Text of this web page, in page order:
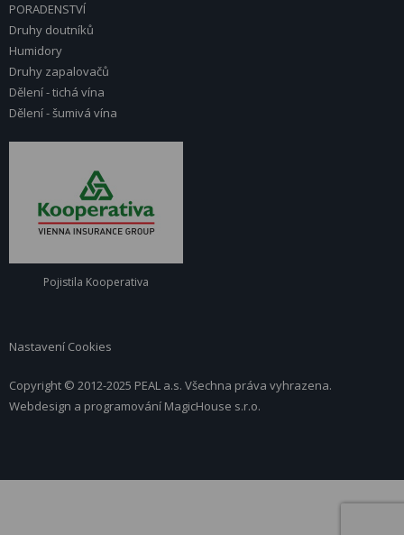
PORADENSTVÍ
Druhy doutníků
Humidory
Druhy zapalovačů
Dělení - tichá vína
Dělení - šumivá vína
Pojistila Kooperativa
Nastavení Cookies
Copyright © 2012-2025 PEAL a.s. Všechna práva vyhrazena.
Webdesign a programování MagicHouse s.r.o.